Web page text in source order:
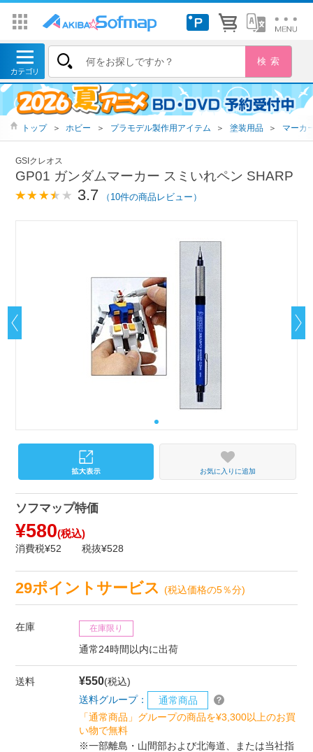
トップ ＞ ホビー ＞ プラモデル製作用アイテム ＞ 塗装用品 ＞ マーカ
GSIクレオス
GP01 ガンダムマーカー スミいれペン SHARP
3.7 （10件の商品レビュー）
お気に入りに追加
ソフマップ特価
¥580(税込)
消費税¥52 税抜¥528
29ポイントサービス(税込価格の5％分)
在庫 在庫限り
通常24時間以内に出荷
送料 ¥550(税込)
送料グループ：
通常商品
「通常商品」グループの商品を¥3,300以上のお買
い物で無料
※一部離島・山間部および北海道、または当社指